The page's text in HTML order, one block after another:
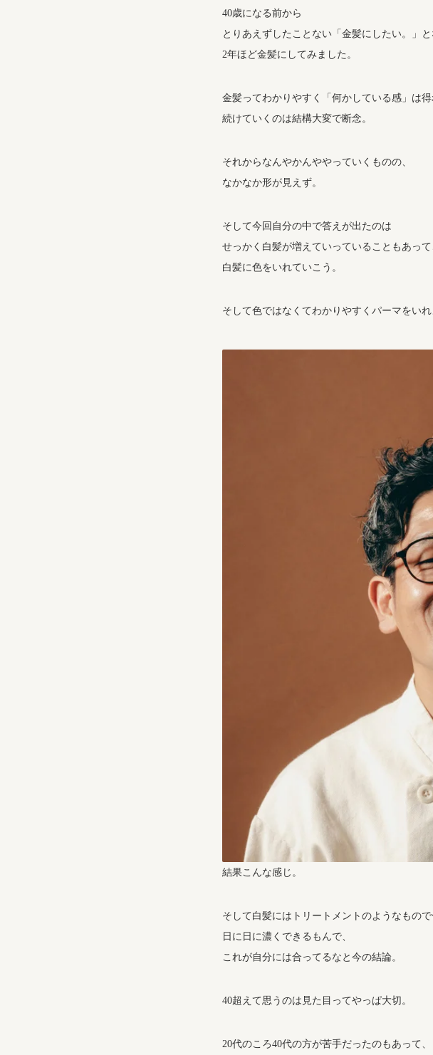
40歳になる前から
とりあえずしたことない「金髪にしたい。」と
2年ほど金髪にしてみました。
金髪ってわかりやすく「何かしている感」は得
続けていくのは結構大変で断念。
それからなんやかんややっていくものの、
なかなか形が見えず。
そして今回自分の中で答えが出たのは
せっかく白髪が増えていっていることもあって
白髪に色をいれていこう。
そして色ではなくてわかりやすくパーマをい
結果こんな感じ。
そして白髪にはトリートメントのようなもので
日に日に濃くできるもんで、
これが自分には合ってるなと今の結論。
40超えて思うのは見た目ってやっぱ大切。
20代のころ40代の方が苦手だったのもあって、